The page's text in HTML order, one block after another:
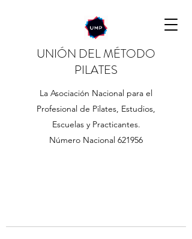
UNIÓN DEL MÉTODO
PILATES
La Asociación Nacional para el
Profesional de Pilates, Estudios,
Escuelas y Practicantes.
Número Nacional 621956